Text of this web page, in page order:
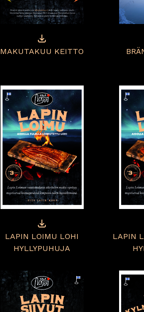
MAKUTAKUU KEITTO
LAPIN LOIMU LOHI
HYLLYPUHUJA
LAPIN